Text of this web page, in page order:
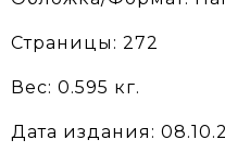
Страницы: 272
Вес: 0.595 кг.
Дата издания: